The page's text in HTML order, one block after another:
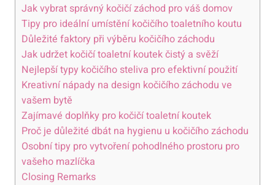
Jak vybrat správný kočičí záchod pro váš domov
Tipy pro ideální umístění kočičího toaletního koutu
Důležité faktory při výběru kočičího záchodu
Jak udržet kočičí toaletní koutek čistý a svěží
Nejlepší typy kočičího steliva pro efektivní použití
Kreativní nápady na design kočičího záchodu ve
vašem bytě
Zajímavé doplňky pro kočičí toaletní koutek
Proč je důležité dbát na hygienu u kočičího záchodu
Osobní tipy pro vytvoření pohodlného prostoru pro
vašeho mazlíčka
Closing Remarks